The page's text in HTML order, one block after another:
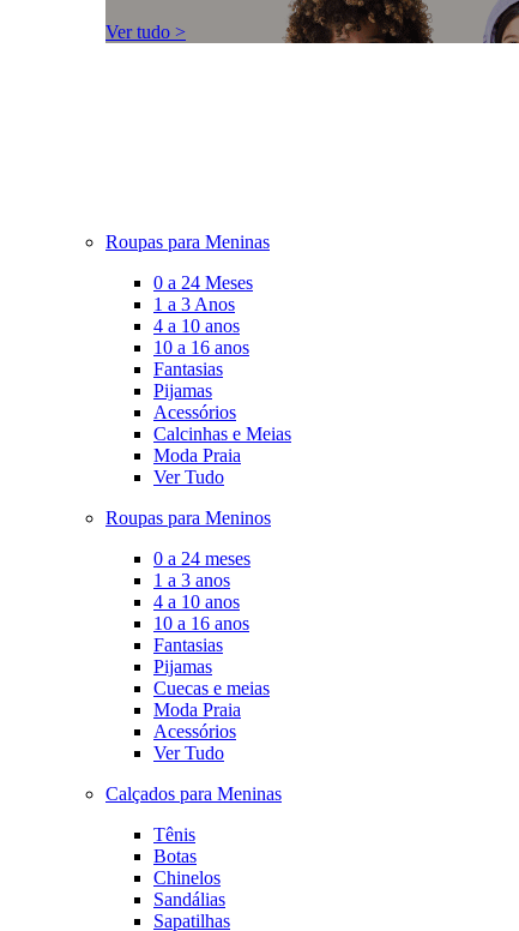
Ver tudo >
Roupas para Meninas
0 a 24 Meses
1 a 3 Anos
4 a 10 anos
10 a 16 anos
Fantasias
Pijamas
Acessórios
Calcinhas e Meias
Moda Praia
Ver Tudo
Roupas para Meninos
0 a 24 meses
1 a 3 anos
4 a 10 anos
10 a 16 anos
Fantasias
Pijamas
Cuecas e meias
Moda Praia
Acessórios
Ver Tudo
Calçados para Meninas
Tênis
Botas
Chinelos
Sandálias
Sapatilhas